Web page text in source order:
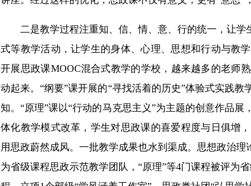
二是教学过程注重知、信、情、意、行的统一，让学
式等教学活动，让学生的身体、心理、思想和行动与教
开展思政课MOOC混合式教学的学校，越来越多的老师
动起来。“纲要”课开展的“寻找活着的历史”体验式实践
知。“原理”课以“行动的马克思主义”为主题的创意作品
体化教学模式改革，学生对思政课的喜爱程度与日俱增
用思政蔚然成风。一批教学成果也水到渠成。思想政治
为省级课程思政示范教学团队，“原理”等4门课程被评为